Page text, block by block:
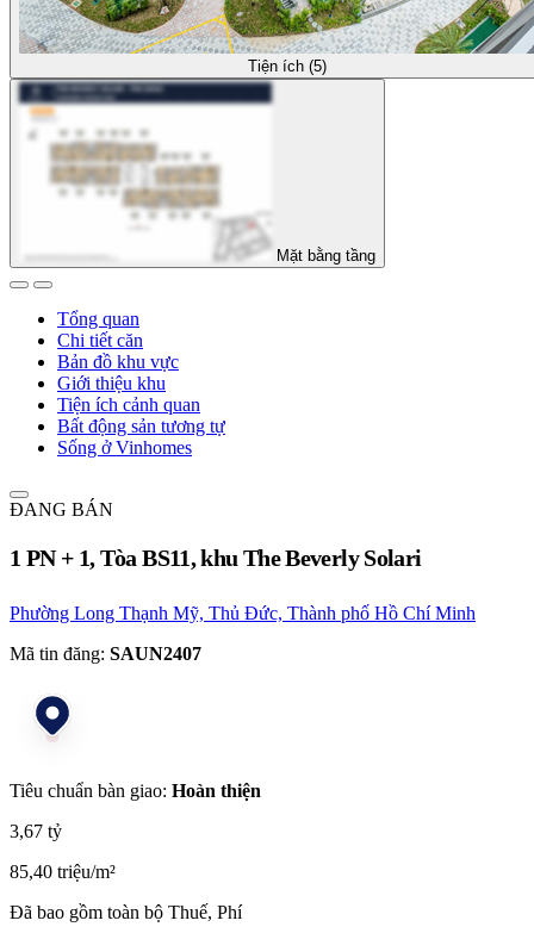
Tiện ích (5)
Mặt bằng tầng
Tổng quan
Chi tiết căn
Bản đồ khu vực
Giới thiệu khu
Tiện ích cảnh quan
Bất động sản tương tự
Sống ở Vinhomes
ĐANG BÁN
1 PN + 1, Tòa BS11, khu The Beverly Solari
Phường Long Thạnh Mỹ, Thủ Đức, Thành phố Hồ Chí Minh
Mã tin đăng: SAUN2407
Tiêu chuẩn bàn giao: Hoàn thiện
3,67 tỷ
85,40 triệu/m²
Đã bao gồm toàn bộ Thuế, Phí